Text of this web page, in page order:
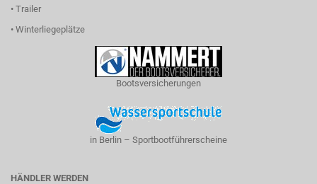
• Trailer
• Winterliegeplätze
Bootsversicherungen
in Berlin – Sportbootführerscheine
HÄNDLER WERDEN